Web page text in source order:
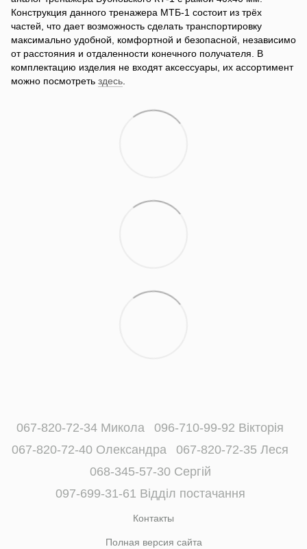
Конструкция данного тренажера МТБ-1 состоит из трёх
частей, что дает возможность сделать транспортировку
максимально удобной, комфортной и безопасной, независимо
от расстояния и отдаленности конечного получателя. В
комплектацию изделия не входят аксессуары, их ассортимент
можно посмотреть здесь
067-820-72-34 Микола
096-710-99-92 Вікторія
067-820-72-40 Олександра
067-820-72-35 Леся
068-345-57-30 Сергій
097-699-31-61 Відділ постачання
Контакты
Полная версия сайта